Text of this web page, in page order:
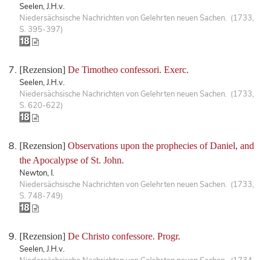
Seelen, J.H.v.
Niedersächsische Nachrichten von Gelehrten neuen Sachen. (1733,
S. 395-397)
[Rezension] De Timotheo confessori. Exerc.
Seelen, J.H.v.
Niedersächsische Nachrichten von Gelehrten neuen Sachen. (1733,
S. 620-622)
[Rezension] Observations upon the prophecies of Daniel, and
the Apocalypse of St. John.
Newton, I.
Niedersächsische Nachrichten von Gelehrten neuen Sachen. (1733,
S. 748-749)
[Rezension] De Christo confessore. Progr.
Seelen, J.H.v.